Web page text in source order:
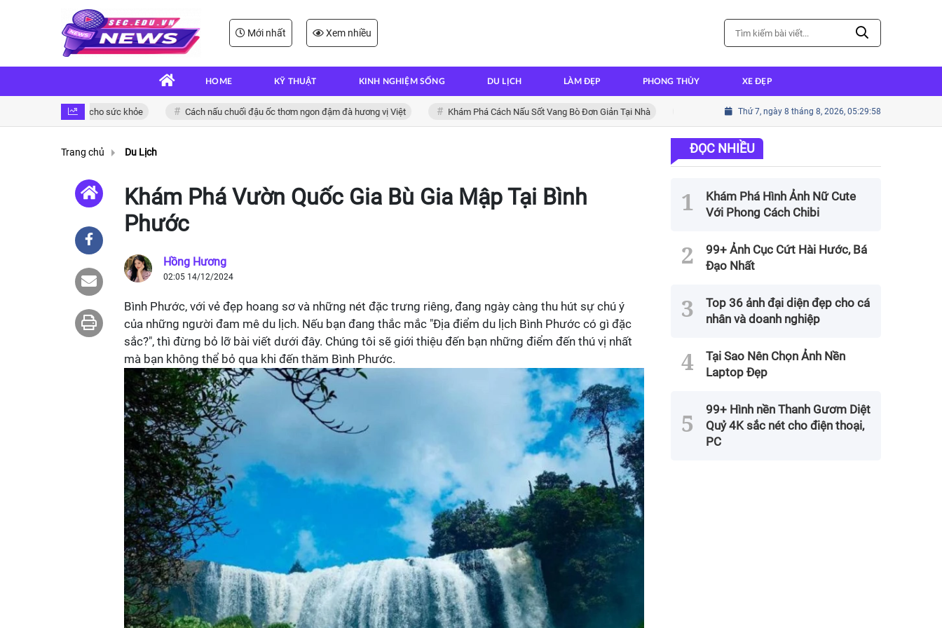
Mới nhất Xem nhiều
HOME KỸ THUẬT KINH NGHIỆM SỐNG DU LỊCH LÀM ĐẸP PHONG THỦY XE ĐẸP
và bổ dưỡng cho sức khỏe Cách nấu chuối đậu ốc thơm ngon đậm đà hương vị Việt Khám Phá Cách Nấu Sốt Vang Bò Đơn Giản Tại Nhà Cách nấu cháo ếch thơm ngon đậm đà hương vị
Thứ 7, ngày 8 tháng 8, 2026, 05:30:00
Trang chủ Du Lịch
Khám Phá Vườn Quốc Gia Bù Gia Mập Tại Bình
Phước
Hồng Hương
02:05 14/12/2024
Bình Phước, với vẻ đẹp hoang sơ và những nét đặc trưng riêng, đang ngày càng thu hút sự chú ý
của những người đam mê du lịch. Nếu bạn đang thắc mắc "Địa điểm du lịch Bình Phước có gì đặc
sắc?", thì đừng bỏ lỡ bài viết dưới đây. Chúng tôi sẽ giới thiệu đến bạn những điểm đến thú vị nhất
mà bạn không thể bỏ qua khi đến thăm Bình Phước.
ĐỌC NHIỀU
Khám Phá Hình Ảnh Nữ Cute
Với Phong Cách Chibi
99+ Ảnh Cục Cứt Hài Hước, Bá
Đạo Nhất
Top 36 ảnh đại diện đẹp cho cá
nhân và doanh nghiệp
Tại Sao Nên Chọn Ảnh Nền
Laptop Đẹp
99+ Hình nền Thanh Gươm Diệt
Quỷ 4K sắc nét cho điện thoại,
PC